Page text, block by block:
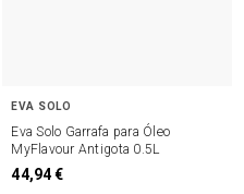
EVA SOLO
Eva Solo Garrafa para Óleo
MyFlavour Antigota 0.5L
44,94 €